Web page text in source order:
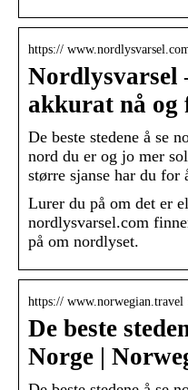
https://
Nordlysvarsel
akkurat nå og
De beste stedene å se
nord du er og jo mer
større sjanse har du for
Lurer du på om det er
nordlysvarsel.com
på om nordlyset.
https:// www.norwegian.travel
De beste
Norge |